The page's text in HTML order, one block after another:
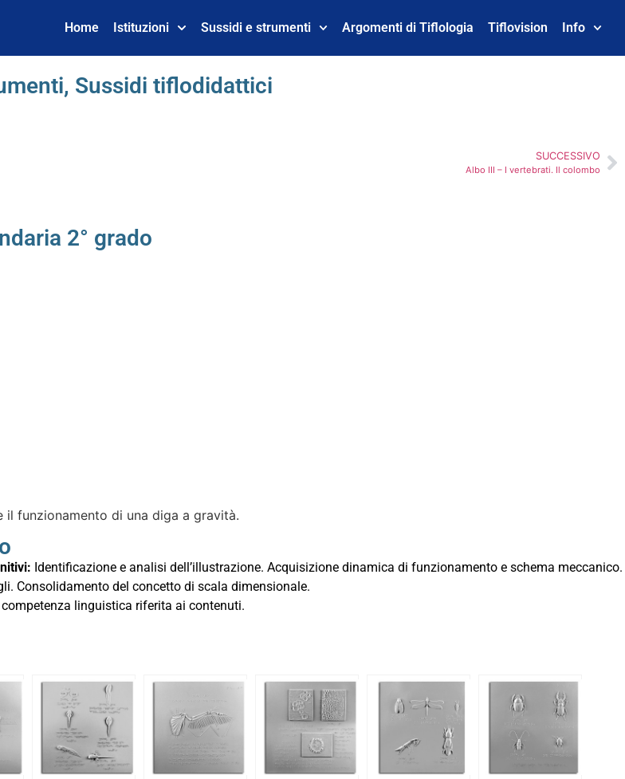
Home Istituzioni Sussidi e strumenti Argomenti di Tiflologia Tiflovision Info
, Sussidi tiflodidattici
SUCCESSIVO
Albo III – I vertebrati. Il colombo
2° grado
il funzionamento di una diga a gravità.
Identificazione e analisi dell’illustrazione. Acquisizione dinamica di funzionamento e schema meccanico.
Consolidamento del concetto di scala dimensionale.
linguistica riferita ai contenuti.